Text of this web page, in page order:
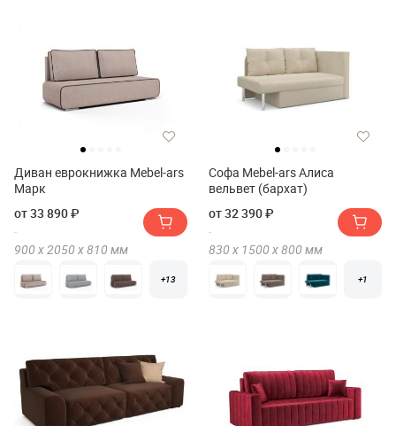
Диван еврокнижка Mebel-ars
Марк
от 33 890 ₽
900 х2050 х810 мм
+13
Софа Mebel-ars Алиса
вельвет (бархат)
от 32 390 ₽
830 х 1500 х800 мм
+1